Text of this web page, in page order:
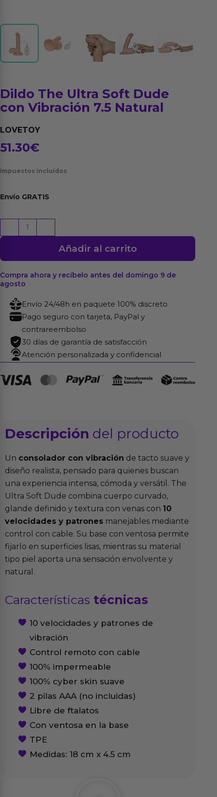
Dildo The Ultra Soft Dude
con Vibración 7.5 Natural
LOVETOY
51.30€
Impuestos incluídos
Envío GRATIS
The
Soft
Dude
con
Vibración
cantidad
Añadir al carrito
Compra ahora y recíbelo antes del domingo 9 de
agosto
Envío 24/48h en paquete 100% discreto
Pago seguro con tarjeta, PayPal y
contrareembolso
30 días de garantía de satisfacción
Atención personalizada y confidencial
Descripción del producto
Un consolador con vibración de tacto suave y
diseño realista, pensado para quienes buscan
una experiencia intensa, cómoda y versátil. The
Ultra Soft Dude combina cuerpo curvado,
glande definido y textura con venas con 10
velocidades y patrones manejables mediante
control con cable. Su base con ventosa permite
fijarlo en superficies lisas, mientras su material
tipo piel aporta una sensación envolvente y
natural.
Características técnicas
10 velocidades y patrones de
vibración
Control remoto con cable
100% impermeable
100% cyber skin suave
2 pilas AAA (no incluidas)
Libre de ftalatos
Con ventosa en la base
TPE
Medidas: 18 cm x 4.5 cm